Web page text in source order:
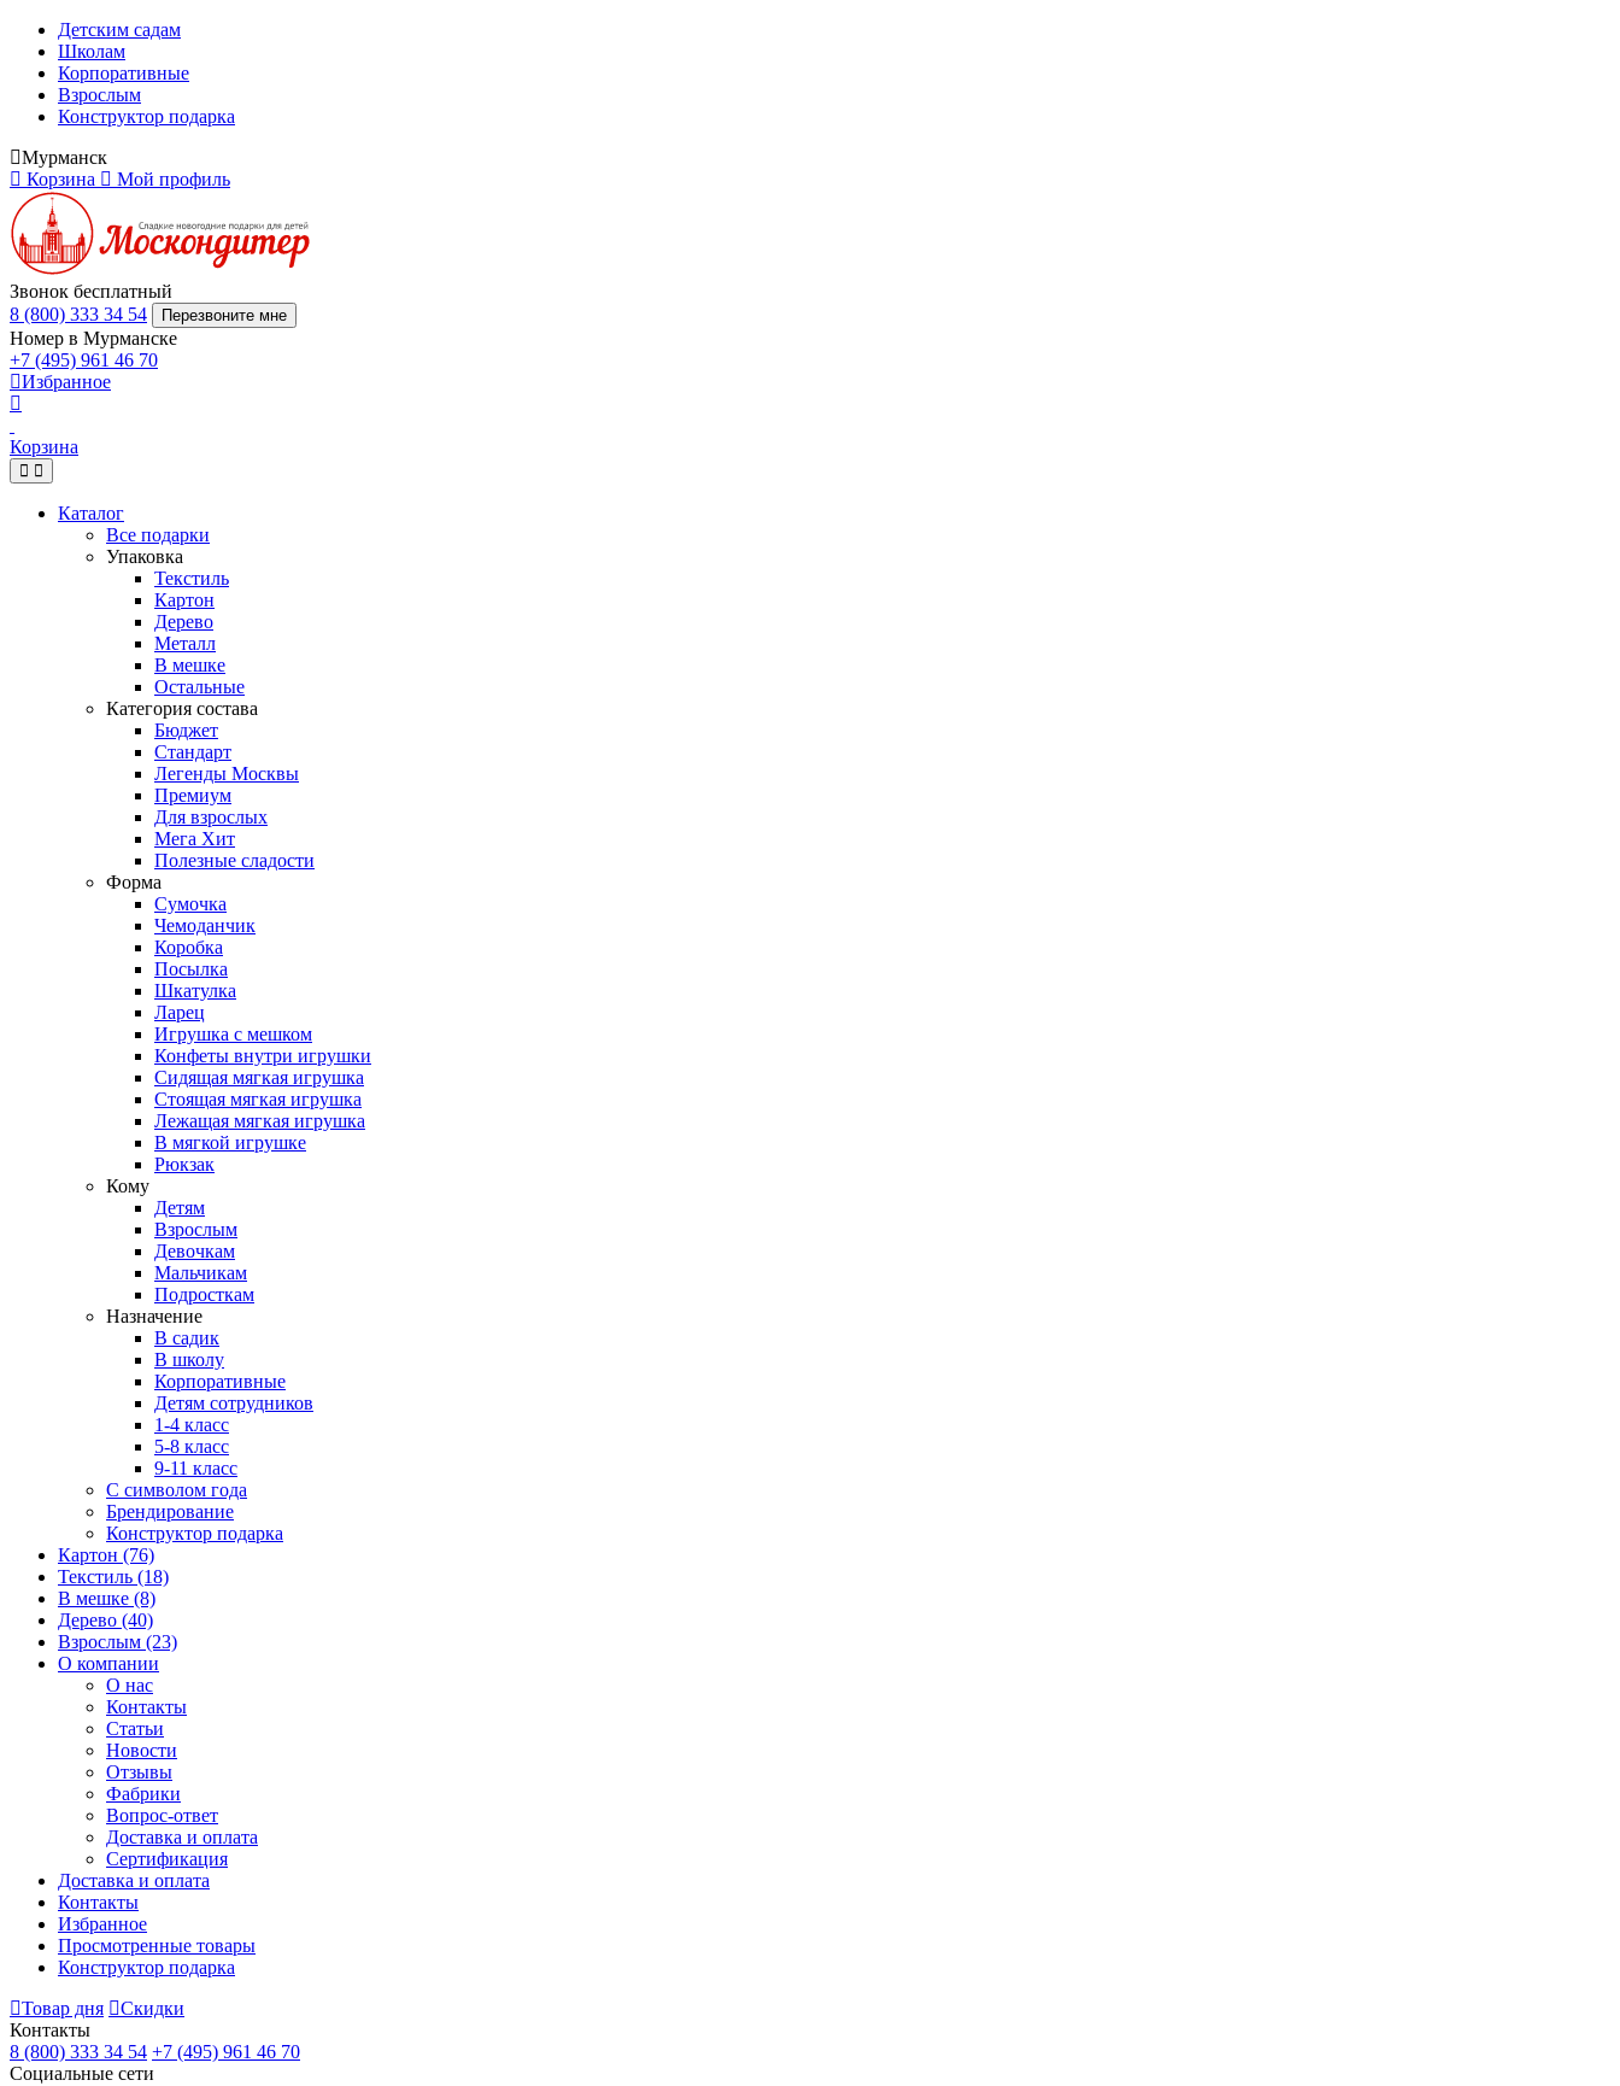
Детским садам
Школам
Корпоративные
Взрослым
Конструктор подарка
Мурманск
Корзина
Мой профиль
Звонок бесплатный
8 (800) 333 34 54
Перезвоните мне
Номер в Мурманске
+7 (495) 961 46 70
Избранное
Корзина
Каталог
Все подарки
Упаковка
Текстиль
Картон
Дерево
Металл
В мешке
Остальные
Категория состава
Бюджет
Стандарт
Легенды Москвы
Премиум
Для взрослых
Мега Хит
Полезные сладости
Форма
Сумочка
Чемоданчик
Коробка
Посылка
Шкатулка
Ларец
Игрушка с мешком
Конфеты внутри игрушки
Сидящая мягкая игрушка
Стоящая мягкая игрушка
Лежащая мягкая игрушка
В мягкой игрушке
Рюкзак
Кому
Детям
Взрослым
Девочкам
Мальчикам
Подросткам
Назначение
В садик
В школу
Корпоративные
Детям сотрудников
1-4 класс
5-8 класс
9-11 класс
С символом года
Брендирование
Конструктор подарка
Картон (76)
Текстиль (18)
В мешке (8)
Дерево (40)
Взрослым (23)
О компании
О нас
Контакты
Статьи
Новости
Отзывы
Фабрики
Вопрос-ответ
Доставка и оплата
Сертификация
Доставка и оплата
Контакты
Избранное
Просмотренные товары
Конструктор подарка
Товар дня
Скидки
Контакты
8 (800) 333 34 54 +7 (495) 961 46 70
Социальные сети